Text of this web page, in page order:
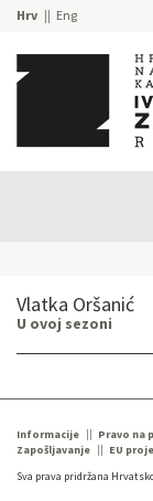
Hrv Eng
Vlatka Oršanić
U ovoj sezoni
Informacije Pravo na
Zapošljavanje
EU
Sva prava pridržana